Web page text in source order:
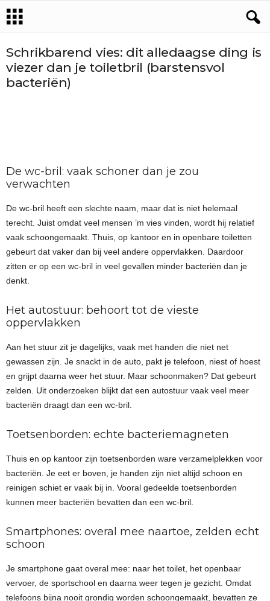
Schrikbarend vies: dit alledaagse ding is
viezer dan je toiletbril (barstensvol
bacteriën)
De wc-bril: vaak schoner dan je zou
verwachten
De wc-bril heeft een slechte naam, maar dat is niet helemaal
terecht. Juist omdat veel mensen ’m vies vinden, wordt hij relatief
vaak schoongemaakt. Thuis, op kantoor en in openbare toiletten
gebeurt dat vaker dan bij veel andere oppervlakken. Daardoor
zitten er op een wc-bril in veel gevallen minder bacteriën dan je
denkt.
Het autostuur: behoort tot de vieste
oppervlakken
Aan het stuur zit je dagelijks, vaak met handen die niet net
gewassen zijn. Je snackt in de auto, pakt je telefoon, niest of hoest
en grijpt daarna weer het stuur. Maar schoonmaken? Dat gebeurt
zelden. Uit onderzoeken blijkt dat een autostuur vaak veel meer
bacteriën draagt dan een wc-bril.
Toetsenborden: echte bacteriemagneten
Thuis en op kantoor zijn toetsenborden ware verzamelplekken voor
bacteriën. Je eet er boven, je handen zijn niet altijd schoon en
reinigen schiet er vaak bij in. Vooral gedeelde toetsenborden
kunnen meer bacteriën bevatten dan een wc-bril.
Smartphones: overal mee naartoe, zelden echt
schoon
Je smartphone gaat overal mee: naar het toilet, het openbaar
vervoer, de sportschool en daarna weer tegen je gezicht. Omdat
telefoons bijna nooit grondig worden schoongemaakt, bevatten ze